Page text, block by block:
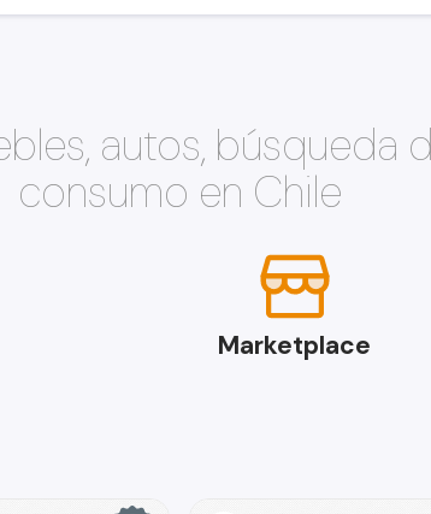
autos, búsqueda
consumo en Chile
Marketplace